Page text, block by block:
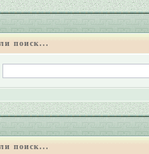
поиск...
поиск...